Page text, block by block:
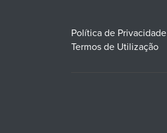
Política de Privacidade
Termos de Utilização